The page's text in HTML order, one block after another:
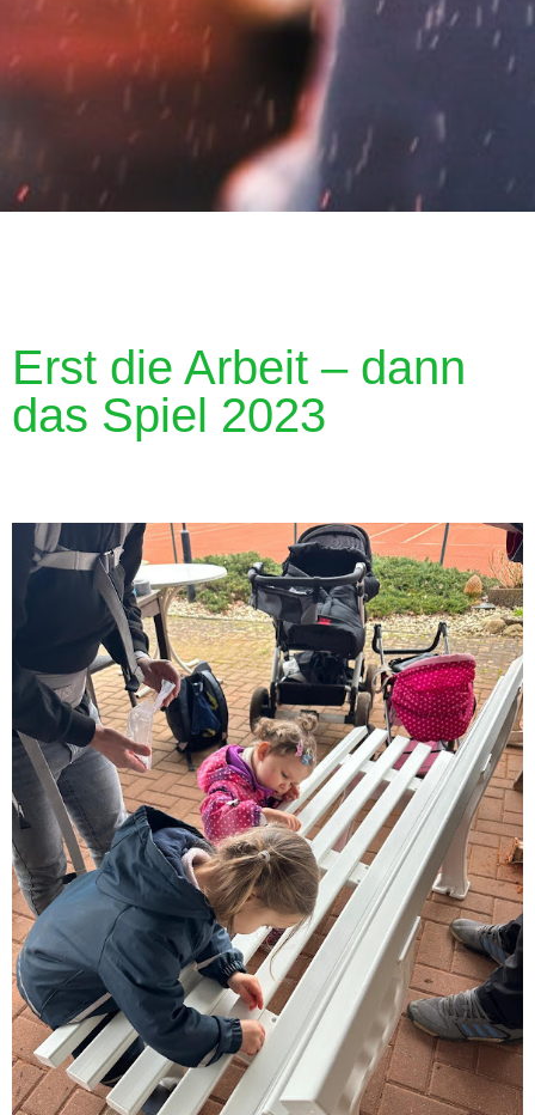
Erst die Arbeit – dann
das Spiel 2023